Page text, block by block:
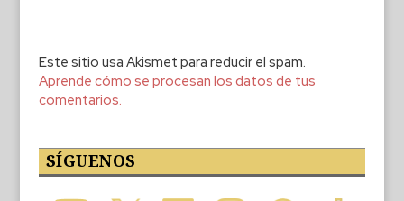
Este sitio usa Akismet para reducir el spam.
Aprende cómo se procesan los datos de tus
comentarios.
SÍGUENOS